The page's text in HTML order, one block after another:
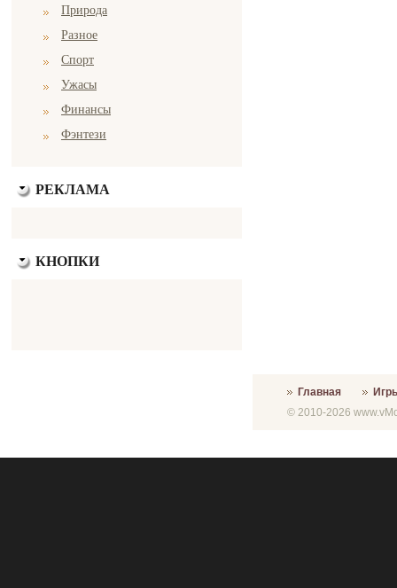
Природа
Разное
Спорт
Ужасы
Финансы
Фэнтези
РЕКЛАМА
КНОПКИ
Главная
© 2010-2026